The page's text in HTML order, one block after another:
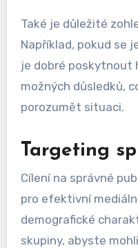
Také je důležité
Například, pokud se
je dobré poskytnout
možných důsledků,
porozumět situaci.
Targeting
Cílení na správné
pro efektivní
demografické
skupiny, abyste